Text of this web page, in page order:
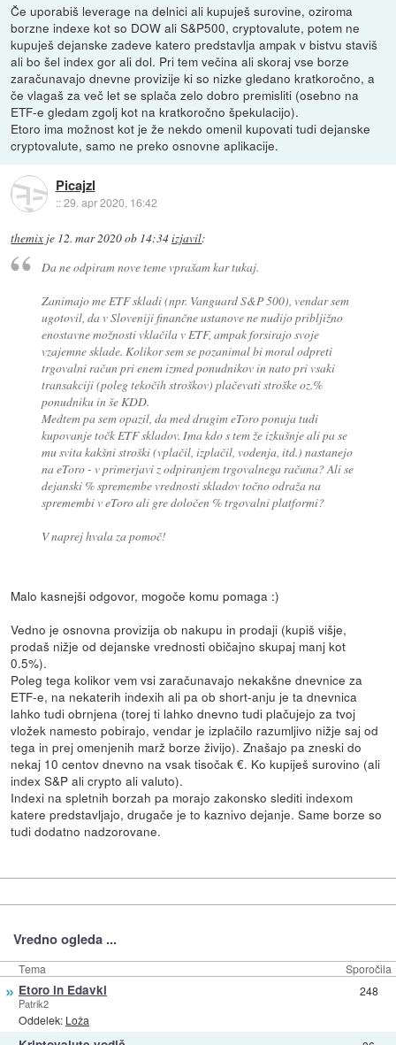
Če uporabiš leverage na delnici ali kupuješ surovine, oziroma
borzne indexe kot so DOW ali S&P500, cryptovalute, potem ne
kupuješ dejanske zadeve katero predstavlja ampak v bistvu staviš
ali bo šel index gor ali dol. Pri tem večina ali skoraj vse borze
zaračunavajo dnevne provizije ki so nizke gledano kratkoročno, a
če vlagaš za več let se splača zelo dobro premisliti (osebno na
ETF-e gledam zgolj kot na kratkoročno špekulacijo).
Etoro ima možnost kot je že nekdo omenil kupovati tudi dejanske
cryptovalute, samo ne preko osnovne aplikacije.
Picajzl
::29. apr 2020, 16:42
themix je 12. mar 2020 ob 14:34izjavil:
Da ne odpiram nove teme vprašam kar tukaj.
Zanimajo me ETF skladi (npr. Vanguard S&P 500), vendar sem
ugotovil, da v Sloveniji finančne ustanove ne nudijo pribljižno
enostavne možnosti vklačila v ETF, ampak forsirajo svoje
vzajemne sklade. Kolikor sem se pozanimal bi moral odpreti
trgovalni račun pri enem izmed ponudnikov in nato pri vsaki
transakciji (poleg tekočih stroškov) plačevati stroške oz.%
ponudniku in še KDD.
Medtem pa sem opazil, da med drugim eToro ponuja tudi
kupovanje točk ETF skladov. Ima kdo s tem že izkušnje ali pa se
mu svita kakšni stroški (vplačil, izplačil, vodenja, itd.) nastanejo
na eToro - v primerjavi z odpiranjem trgovalnega računa? Ali se
dejanski % spremembe vrednosti skladov točno odraža na
spremembi v eToro ali gre določen % trgovalni platformi?
V naprej hvala za pomoč!
Malo kasnejši odgovor, mogoče komu pomaga :)
Vedno je osnovna provizija ob nakupu in prodaji (kupiš višje,
prodaš nižje od dejanske vrednosti običajno skupaj manj kot
0.5%).
Poleg tega kolikor vem vsi zaračunavajo nekakšne dnevnice za
ETF-e, na nekaterih indexih ali pa ob short-anju je ta dnevnica
lahko tudi obrnjena (torej ti lahko dnevno tudi plačujejo za tvoj
vložek namesto pobirajo, vendar je izplačilo razumljivo nižje saj od
tega in prej omenjenih marž borze živijo). Znašajo pa zneski do
nekaj 10 centov dnevno na vsak tisočak €. Ko kupiješ surovino (ali
index S&P ali crypto ali valuto).
Indexi na spletnih borzah pa morajo zakonsko slediti indexom
katere predstavljajo, drugače je to kaznivo dejanje. Same borze so
tudi dodatno nadzorovane.
Vredno ogleda ...
Tema Sporočila
» Etoro in Edavki
Patrik2
Oddelek: Loža
248